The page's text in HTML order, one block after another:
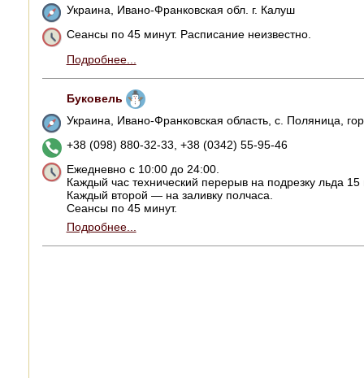
Украина, Ивано-Франковская обл. г. Калуш
Сеансы по 45 минут. Расписание неизвестно.
Подробнее...
Буковель
Украина, Ивано-Франковская область, с. Поляница,
+38 (098) 880-32-33, +38 (0342) 55-95-46
Ежедневно с 10:00 до 24:00.
Каждый час технический перерыв на подрезку льда 15
Каждый второй — на заливку полчаса.
Сеансы по 45 минут.
Подробнее...